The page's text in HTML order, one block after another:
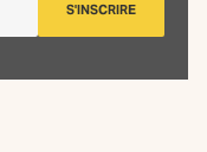
S'INSCRIRE